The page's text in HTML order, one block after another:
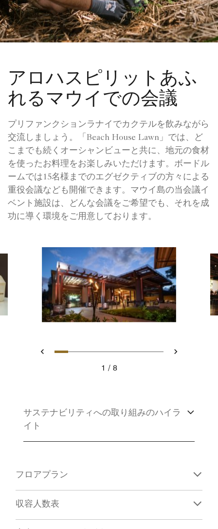
アロハスピリットあふ
れるマウイでの会議
プリファンクションラナイでカクテルを飲みながら
交流しましょう。「Beach House Lawn」では、ど
こまでも続くオーシャンビューと共に、地元の食材
を使ったお料理をお楽しみいただけます。ボードル
ームでは15名様までのエグゼクティブの方々による
重役会議なども開催できます。マウイ島の当会議イ
ベント施設は、どんな会議をご希望でも、それを成
功に導く環境をご用意しております。
戻る
スライド 1 - Aloha Garden
スライド 2 - A couple at
スライド 3 - A group of
スライド 4 - Events
スライド 5 - Ritz
スライド 6 - A
スライド 7 -
スライド 8
次へ
1
8
サステナビリティへの取り組みのハイラ
イト
フロアプラン
収容人数表